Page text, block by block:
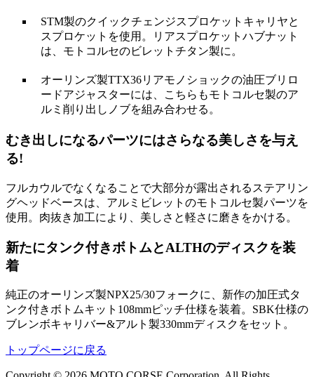
STM製のクイックチェンジスプロケットキャリヤと
スプロケットを使用。リアスプロケットハブナット
は、モトコルセのビレットチタン製に。
オーリンズ製TTX36リアモノショックの油圧ブリロ
ードアジャスターには、こちらもモトコルセ製のア
ルミ削り出しノブを組み合わせる。
むき出しになるパーツにはさらなる美しさを与え
る!
フルカウルでなくなることで大部分が露出されるステアリン
グヘッドベースは、アルミビレットのモトコルセ製パーツを
使用。肉抜き加工により、美しさと軽さに磨きをかける。
新たにタンク付きボトムとALTHのディスクを装
着
純正のオーリンズ製NPX25/30フォークに、新作の加圧式タ
ンク付きボトムキット108mmピッチ仕様を装着。SBK仕様の
ブレンボキャリバー&アルト製330mmディスクをセット。
トップページに戻る